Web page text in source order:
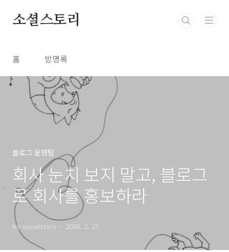
소셜스토리
홈 방명록
블로그 운영팁
회사 눈치 보지 말고, 블로그
로 회사를 홍보하라
by socialstory 2008. 2. 27.